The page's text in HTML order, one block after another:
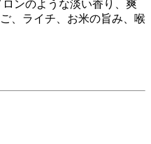
ンのような淡い香り、爽
、ライチ、お米の旨み、喉